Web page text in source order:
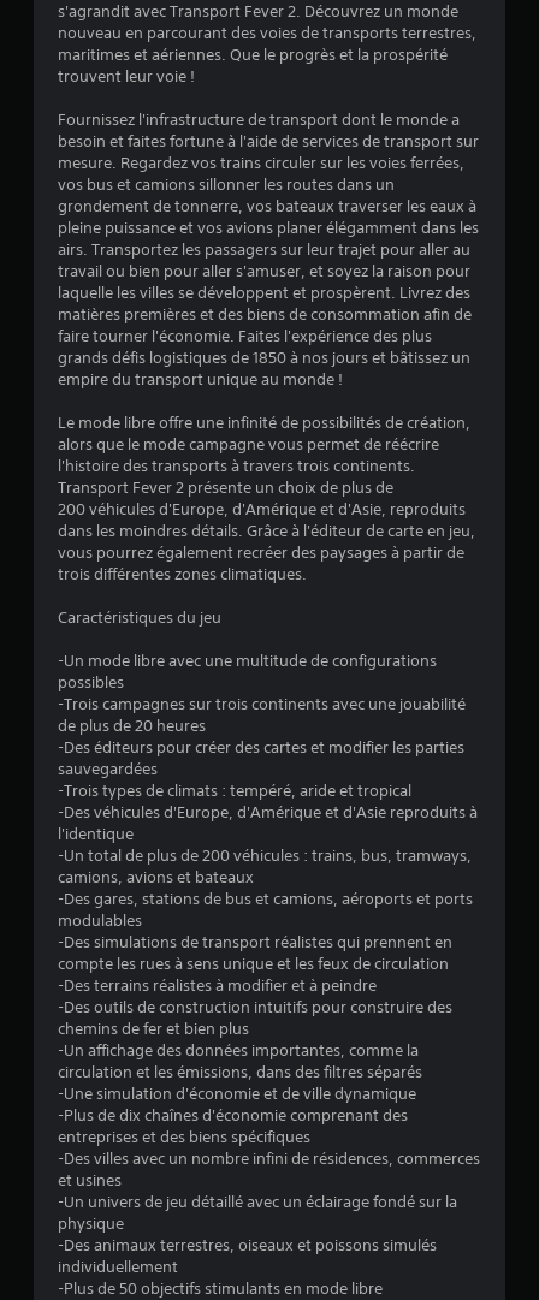
5
v
a
l
u
a
t
o
s
s'agrandit avec Transport Fever 2. Découvrez un monde
nouveau en parcourant des voies de transports terrestres,
maritimes et aériennes. Que le progrès et la prospérité
trouvent leur voie !
Fournissez l'infrastructure de transport dont le monde a
besoin et faites fortune à l'aide de services de transport sur
mesure. Regardez vos trains circuler sur les voies ferrées,
vos bus et camions sillonner les routes dans un
grondement de tonnerre, vos bateaux traverser les eaux à
pleine puissance et vos avions planer élégamment dans les
airs. Transportez les passagers sur leur trajet pour aller au
travail ou bien pour aller s'amuser, et soyez la raison pour
laquelle les villes se développent et prospèrent. Livrez des
matières premières et des biens de consommation afin de
faire tourner l'économie. Faites l'expérience des plus
grands défis logistiques de 1850 à nos jours et bâtissez un
empire du transport unique au monde !
Le mode libre offre une infinité de possibilités de création,
alors que le mode campagne vous permet de réécrire
l'histoire des transports à travers trois continents.
Transport Fever 2 présente un choix de plus de
200 véhicules d'Europe, d'Amérique et d'Asie, reproduits
dans les moindres détails. Grâce à l'éditeur de carte en jeu,
vous pourrez également recréer des paysages à partir de
trois différentes zones climatiques.
Caractéristiques du jeu
-Un mode libre avec une multitude de configurations
possibles
-Trois campagnes sur trois continents avec une jouabilité
de plus de 20 heures
-Des éditeurs pour créer des cartes et modifier les parties
sauvegardées
-Trois types de climats : tempéré, aride et tropical
-Des véhicules d'Europe, d'Amérique et d'Asie reproduits à
l'identique
-Un total de plus de 200 véhicules : trains, bus, tramways,
camions, avions et bateaux
-Des gares, stations de bus et camions, aéroports et ports
modulables
-Des simulations de transport réalistes qui prennent en
compte les rues à sens unique et les feux de circulation
-Des terrains réalistes à modifier et à peindre
-Des outils de construction intuitifs pour construire des
chemins de fer et bien plus
-Un affichage des données importantes, comme la
circulation et les émissions, dans des filtres séparés
-Une simulation d'économie et de ville dynamique
-Plus de dix chaînes d'économie comprenant des
entreprises et des biens spécifiques
-Des villes avec un nombre infini de résidences, commerces
et usines
-Un univers de jeu détaillé avec un éclairage fondé sur la
physique
-Des animaux terrestres, oiseaux et poissons simulés
individuellement
-Plus de 50 objectifs stimulants en mode libre